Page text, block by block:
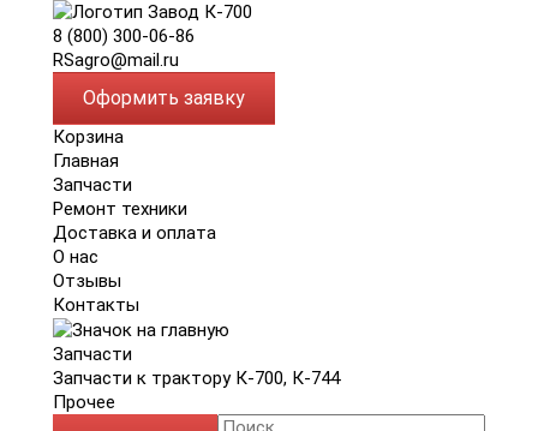
8 (800) 300-06-86
RSagro@mail.ru
Оформить заявку
Корзина
Главная
Запчасти
Ремонт техники
Доставка и оплата
О нас
Отзывы
Контакты
Запчасти
Запчасти к трактору К-700, К-744
Прочее